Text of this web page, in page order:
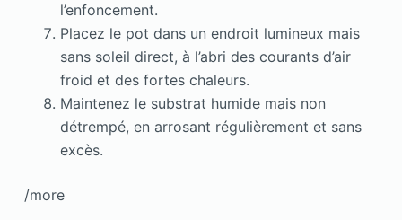
l’enfoncement.
Placez le pot dans un endroit lumineux mais
sans soleil direct, à l’abri des courants d’air
froid et des fortes chaleurs.
Maintenez le substrat humide mais non
détrempé, en arrosant régulièrement et sans
excès.
/more